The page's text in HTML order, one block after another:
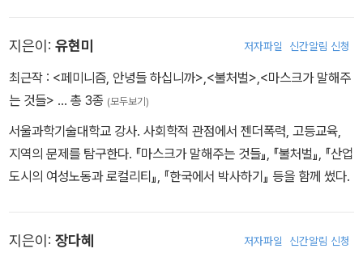
지은이: 유현미 저자파일 신간알림 신청
최근작 : <페미니즘, 안녕들 하십니까>,<불처벌>,<마스크가 말해주
는 것들> … 총 3종 (모두보기)
서울과학기술대학교 강사. 사회학적 관점에서 젠더폭력, 고등교육,
지역의 문제를 탐구한다. 『마스크가 말해주는 것들』, 『불처벌』, 『산업
도시의 여성노동과 로컬리티』, 『한국에서 박사하기』 등을 함께 썼다.
지은이: 장다혜 저자파일 신간알림 신청